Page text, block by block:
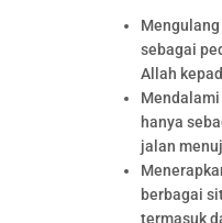
sebagai
Allah
hanya
jalan
berbagai
termasuk